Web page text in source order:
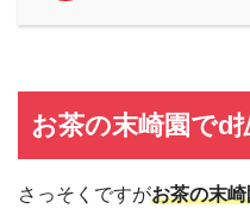
お茶の末崎園でd
さっそくですがお茶の末